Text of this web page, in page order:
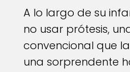
A lo largo de su
no usar prótesis,
convencional que
una sorprendente